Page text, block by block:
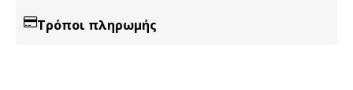
Τρόποι πληρωμής